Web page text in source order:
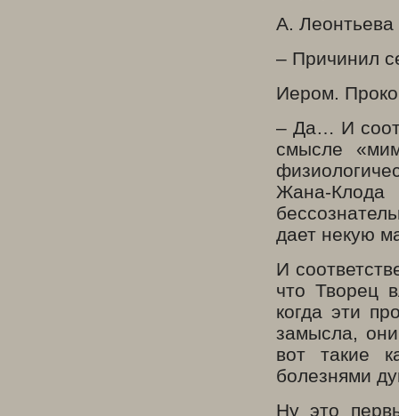
А. Леонтьева
– Причинил
Иером.
– Да… И
смысле
Жана-
дает некую
И
что Творец
когда эти
замысла,
вот такие
болезнями
Ну это